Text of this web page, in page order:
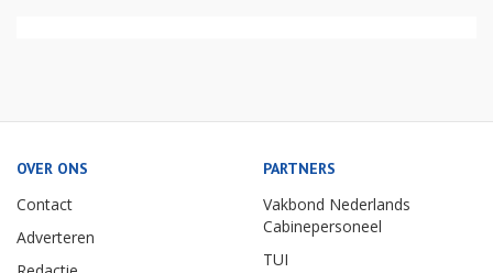
OVER ONS
Contact
Adverteren
PARTNERS
Vakbond Nederlands
Cabinepersoneel
TUI